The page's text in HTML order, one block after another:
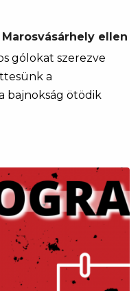
ellen
gólokat szerezve
a
bajnokság ötödik